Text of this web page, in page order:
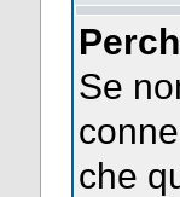
Se
che